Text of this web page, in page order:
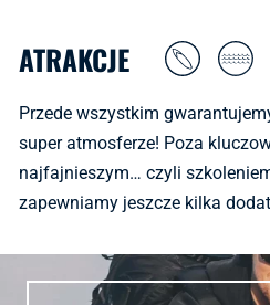
ATRAKCJE
Przede wszystkim
super atmosferze! Poza
najfajnieszym… czyli
zapewniamy jeszcze kilka